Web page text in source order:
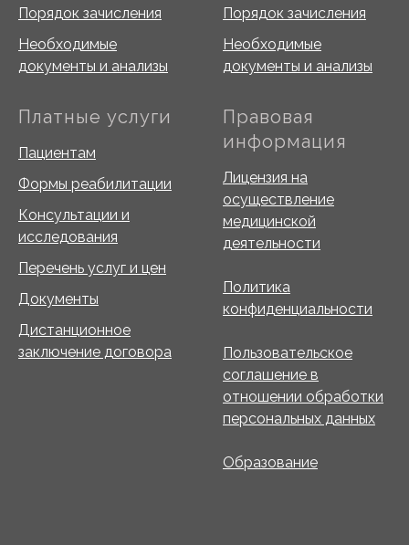
Порядок зачисления
Необходимые
документы и анализы
Порядок зачисления
Необходимые
документы и анализы
Платные услуги
Пациентам
Формы реабилитации
Консультации и
исследования
Перечень услуг и цен
Документы
Дистанционное
заключение договора
Правовая
информация
Лицензия на
осуществление
медицинской
деятельности
Политика
конфиденциальности
Пользовательское
соглашение в
отношении обработки
персональных данных
Образование